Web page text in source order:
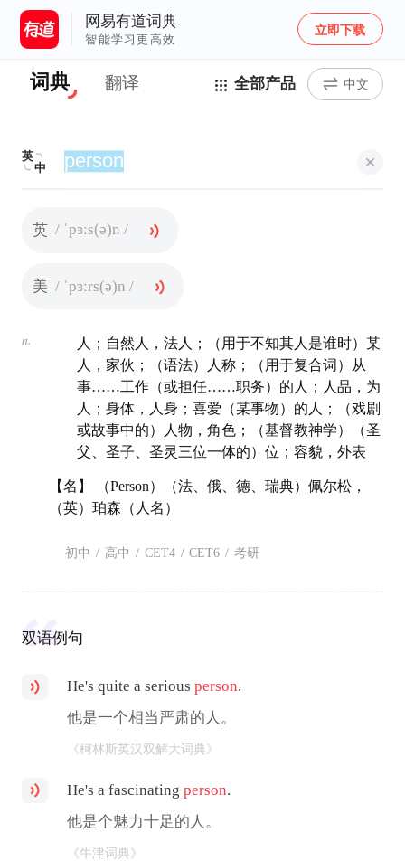
网易有道词典
智能学习更高效
立即下载
词典 翻译 全部产品 中文
英
中
英 / ˈpɜːs(ə)n /
美 / ˈpɜːrs(ə)n /
n.
人；自然人，法人；（用于不知其人是谁时）某
人，家伙；（语法）人称；（用于复合词）从
事……工作（或担任……职务）的人；人品，为
人；身体，人身；喜爱（某事物）的人；（戏剧
或故事中的）人物，角色；（基督教神学）（圣
父、圣子、圣灵三位一体的）位；容貌，外表
【名】 （Person）（法、俄、德、瑞典）佩尔松，
（英）珀森（人名）
初中 / 高中 / CET4 / CET6 / 考研
双语例句
He's quite a seriousperson.
他是一个相当严肃的人。
《柯林斯英汉双解大词典》
He's a fascinatingperson.
他是个魅力十足的人。
《牛津词典》